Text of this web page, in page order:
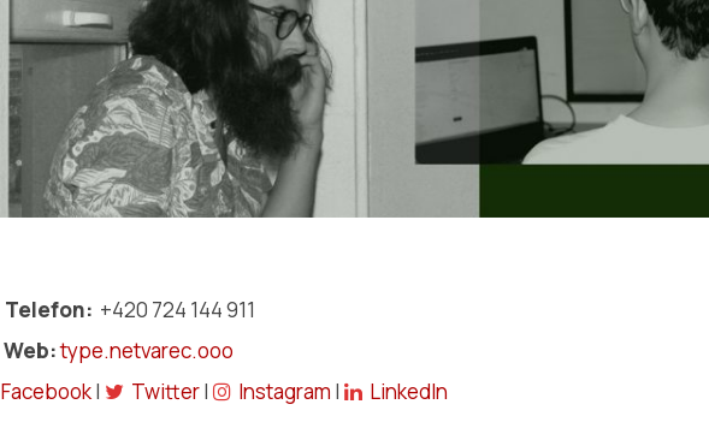
Telefon: +420 724 144 911
Web:type.netvarec.ooo
Facebook| Twitter| Instagram | LinkedIn